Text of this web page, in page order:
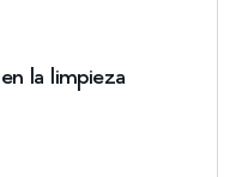
la limpieza